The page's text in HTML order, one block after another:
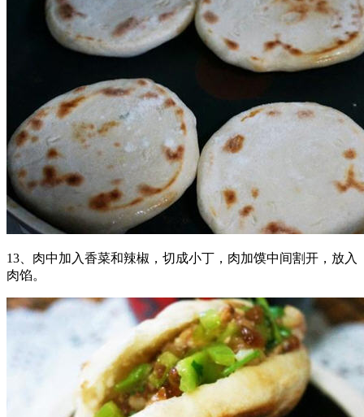
13、肉中加入香菜和辣椒，切成小丁，肉加馍中间割开，放入
肉馅。